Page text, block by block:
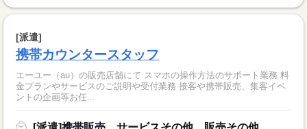
[派遣]
携帯カウンタースタッフ
エーユー（au）の販売店舗にて スマホの操作方法のサポート業務 料
金プランやサービスのご説明や受付業務 接客や携帯販売、集客イベ
ントの企画等お任...